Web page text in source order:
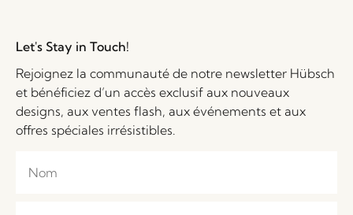
Let's Stay in Touch!
Rejoignez la communauté de notre newsletter Hübsch
et bénéficiez d’un accès exclusif aux nouveaux
designs, aux ventes flash, aux événements et aux
offres spéciales irrésistibles.